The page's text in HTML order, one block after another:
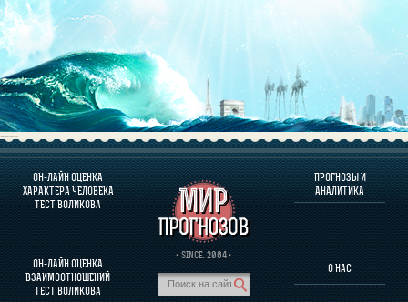
----
ОН-ЛАЙН ОЦЕНКА
ХАРАКТЕРА ЧЕЛОВЕКА
ТЕСТ ВОЛИКОВА
ОН-ЛАЙН ОЦЕНКА
ВЗАИМООТНОШЕНИЙ
ТЕСТ ВОЛИКОВА
· SINCE. 2004 ·
ПРОГНОЗЫ И
АНАЛИТИКА
О НАС
О ПРОГРАММЕ
ОЦЕНКА ХАРАКТЕРA ЧЕЛОВЕКА
ОЦЕНКА ХАРАКТЕРА ВЫДАЮЩИХСЯ ЛИЧНОСТЕЙ
О ПРОГРАММЕ
ПРОГНОЗЫ И АНАЛИТИКА